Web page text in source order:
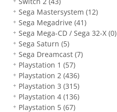
Sega Mastersystem(12)
Sega Megadrive(41)
Sega Mega-CD / Sega 32-X(0)
Sega Saturn(5)
Sega Dreamcast(7)
Playstation 1(57)
Playstation 2(436)
Playstation 3(315)
Playstation 4(136)
Playstation 5(67)